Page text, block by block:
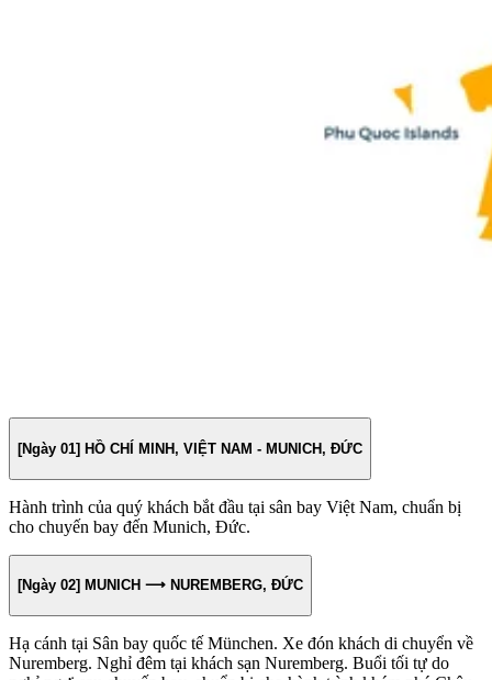
[Ngày 01] HỒ CHÍ MINH, VIỆT NAM - MUNICH, ĐỨC
Hành trình của quý khách bắt đầu tại sân bay Việt Nam, chuẩn bị
cho chuyến bay đến Munich, Đức.
[Ngày 02] MUNICH ⟶ NUREMBERG, ĐỨC
Hạ cánh tại Sân bay quốc tế München. Xe đón khách di chuyển về
Nuremberg. Nghỉ đêm tại khách sạn Nuremberg. Buổi tối tự do